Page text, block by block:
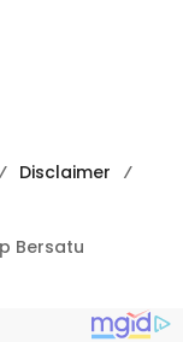
Disclaimer
Bersatu